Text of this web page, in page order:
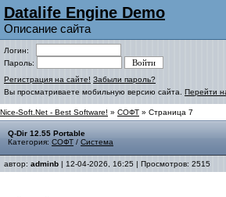
Datalife Engine Demo
Описание сайта
Логин:
Пароль:
Регистрация на сайте! Забыли пароль?
Вы просматриваете мобильную версию сайта. Перейти
Nice-Soft.Net - Best Software! » СОФТ » Страница 7
Q-Dir 12.55 Portable
Категория: СОФТ / Система
автор: adminb | 12-04-2026, 16:25 | Просмотров: 2515